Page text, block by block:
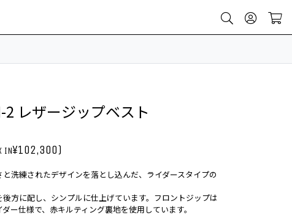
2 レザージップベスト
IN¥102,300)
洗練されたデザインを落とし込んだ、ライダースタイプの
後方に配し、シンプルに仕上げています。フロントジップは
ー仕様で、赤キルティング裏地を使用しています。